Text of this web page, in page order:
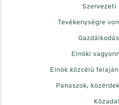
Szervezeti
Tevékenységre
Elnöki
Elnök közcélú
Panaszok,